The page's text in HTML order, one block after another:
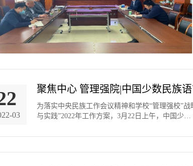
03
聚焦中心 管理强院|中国少数民族
为落实中央民族工作会议精神和学校“管理强校”
与实践”2022年工作方案，3月22日上午，中国少…